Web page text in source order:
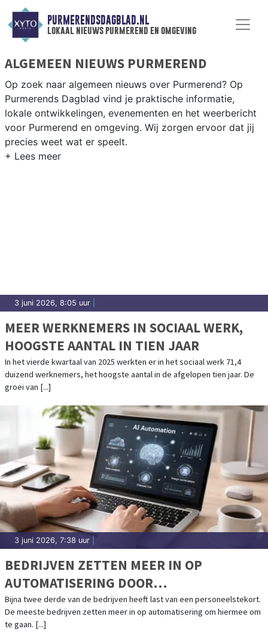
PURMERENDSDAGBLAD.NL
lokaal nieuws purmerend en omgeving
ALGEMEEN NIEUWS PURMEREND
Op zoek naar algemeen nieuws over Purmerend? Op
Purmerends Dagblad vind je praktische informatie,
lokale ontwikkelingen, evenementen en het weerbericht
voor Purmerend en omgeving. Wij zorgen ervoor dat jij
precies weet wat er speelt.
3 juni 2026, 8:05 uur
MEER WERKNEMERS IN SOCIAAL WERK,
HOOGSTE AANTAL IN TIEN JAAR
In het vierde kwartaal van 2025 werkten er in het sociaal werk 71,4
duizend werknemers, het hoogste aantal in de afgelopen tien jaar. De
groei van [...]
3 juni 2026, 7:38 uur
BEDRIJVEN ZETTEN MEER IN OP
AUTOMATISERING DOOR
PERSONEELSTEKORT
Bijna twee derde van de bedrijven heeft last van een personeelstekort.
De meeste bedrijven zetten meer in op automatisering om hiermee om
te gaan. [...]